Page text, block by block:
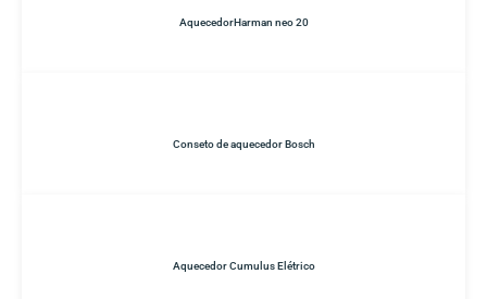
AquecedorHarman neo 20
Conseto de aquecedor Bosch
Aquecedor Cumulus Elétrico